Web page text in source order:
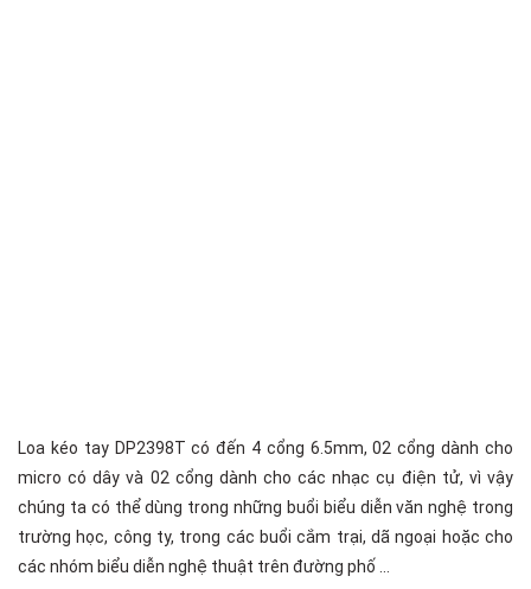
Loa kéo tay DP2398T có đến 4 cổng 6.5mm, 02 cổng dành cho
micro có dây và 02 cổng dành cho các nhạc cụ điện tử, vì vậy
chúng ta có thể dùng trong những buổi biểu diễn văn nghệ trong
trường học, công ty, trong các buổi cắm trại, dã ngoại hoặc cho
các nhóm biểu diễn nghệ thuật trên đường phố …